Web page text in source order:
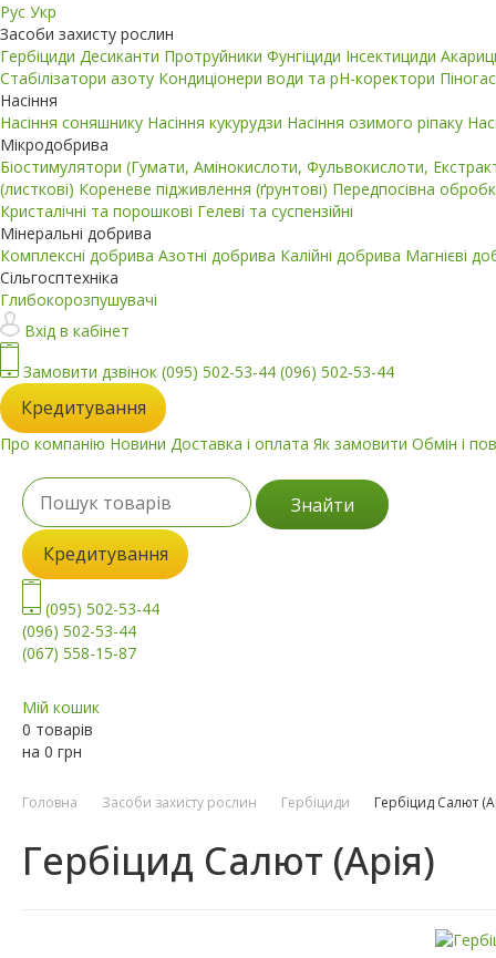
Рус Укр
Засоби захисту рослин
Гербіциди Десиканти Протруйники Фунгіциди Інсектициди
Стабілізатори азоту Кондиціонери води та pH-коректори
Насіння
Насіння соняшнику Насіння кукурудзи Насіння озимого ріпаку
Мікродобрива
Біостимулятори (Гумати, Амінокислоти, Фульвокислоти,
(листкові) Кореневе підживлення (ґрунтові) Передпосівна
Кристалічні та порошкові Гелеві та суспензійні
Мінеральні добрива
Комплексні добрива Азотні добрива Калійні добрива Магнієві
Сільгосптехніка
Глибокорозпушувачі
Вхід в кабінет
Замовити дзвінок (095) 502-53-44 (096) 502-53-44
Кредитування
Про компанію Новини Доставка і оплата Як замовити Обмін і
Знайти
Кредитування
(095) 502-53-44
(096) 502-53-44
(067) 558-15-87
Мій кошик
0 товарів
на 0 грн
Головна Засоби захисту рослин Гербіциди Гербіцид Салют
Гербіцид Салют (Арія)